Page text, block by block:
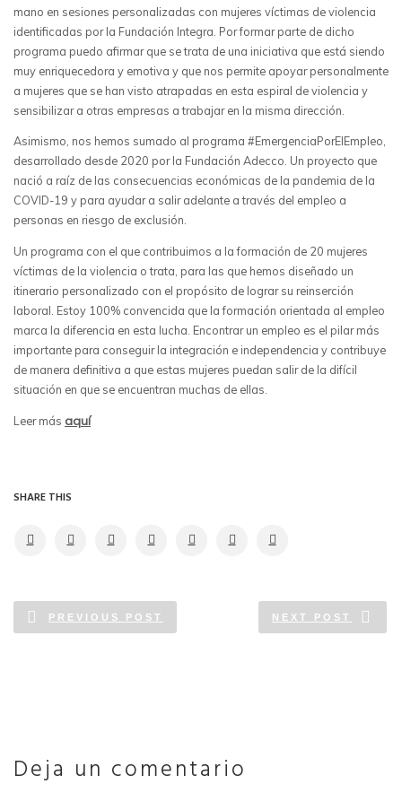
mano en sesiones personalizadas con mujeres víctimas de violencia
identificadas por la Fundación Integra. Por formar parte de dicho
programa puedo afirmar que se trata de una iniciativa que está siendo
muy enriquecedora y emotiva y que nos permite apoyar personalmente
a mujeres que se han visto atrapadas en esta espiral de violencia y
sensibilizar a otras empresas a trabajar en la misma dirección.
Asimismo, nos hemos sumado al programa #EmergenciaPorElEmpleo,
desarrollado desde 2020 por la Fundación Adecco. Un proyecto que
nació a raíz de las consecuencias económicas de la pandemia de la
COVID-19 y para ayudar a salir adelante a través del empleo a
personas en riesgo de exclusión.
Un programa con el que contribuimos a la formación de 20 mujeres
víctimas de la violencia o trata, para las que hemos diseñado un
itinerario personalizado con el propósito de lograr su reinserción
laboral. Estoy 100% convencida que la formación orientada al empleo
marca la diferencia en esta lucha. Encontrar un empleo es el pilar más
importante para conseguir la integración e independencia y contribuye
de manera definitiva a que estas mujeres puedan salir de la difícil
situación en que se encuentran muchas de ellas.
Leer más aquí
SHARE THIS
PREVIOUS POST NEXT POST
Deja un comentario